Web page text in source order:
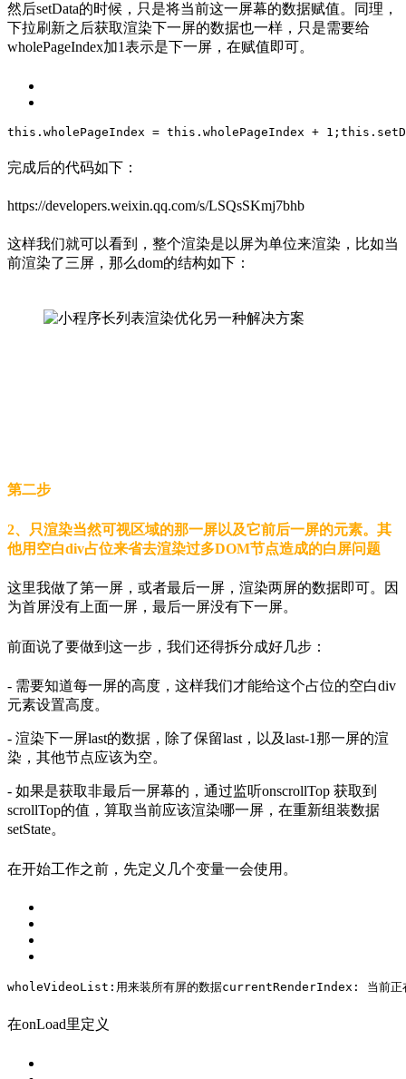
然后setData的时候，只是将当前这一屏幕的数据赋值。同理，
下拉刷新之后获取渲染下一屏的数据也一样，只是需要给
wholePageIndex加1表示是下一屏，在赋值即可。
this .wholePageIndex = this .wholePageIndex + 1 ; this
完成后的代码如下：
https://developers.weixin.qq.com/s/LSQsSKmj7bhb
这样我们就可以看到，整个渲染是以屏为单位来渲染，比如当
前渲染了三屏，那么dom的结构如下：
第二步
2、只渲染当然可视区域的那一屏以及它前后一屏的元素。其
他用空白div占位来省去渲染过多DOM节点造成的白屏问题
这里我做了第一屏，或者最后一屏，渲染两屏的数据即可。因
为首屏没有上面一屏，最后一屏没有下一屏。
前面说了要做到这一步，我们还得拆分成好几步：
- 需要知道每一屏的高度，这样我们才能给这个占位的空白div
元素设置高度。
- 渲染下一屏last的数据，除了保留last，以及last-1那一屏的渲
染，其他节点应该为空。
- 如果是获取非最后一屏幕的，通过监听onscrollTop 获取到
scrollTop的值，算取当前应该渲染哪一屏，在重新组装数据
setState。
在开始工作之前，先定义几个变量一会使用。
wholeVideoList:用来装所有屏的数据currentRenderIndex: 当前正
在onLoad里定义